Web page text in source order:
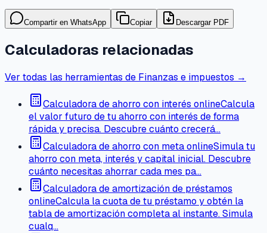
Compartir en WhatsApp Copiar Descargar PDF
Calculadoras relacionadas
Ver todas las herramientas de Finanzas e impuestos →
Calculadora de ahorro con interés onlineCalcula
el valor futuro de tu ahorro con interés de forma
rápida y precisa. Descubre cuánto crecerá…
Calculadora de ahorro con meta onlineSimula tu
ahorro con meta, interés y capital inicial. Descubre
cuánto necesitas ahorrar cada mes pa…
Calculadora de amortización de préstamos
onlineCalcula la cuota de tu préstamo y obtén la
tabla de amortización completa al instante. Simula
cualq…